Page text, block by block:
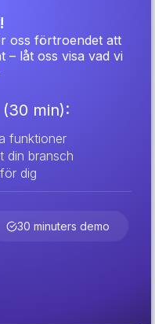
oss förtroendet att
– låt oss visa vad vi
min):
funktioner
din bransch
dig
30 minuters demo